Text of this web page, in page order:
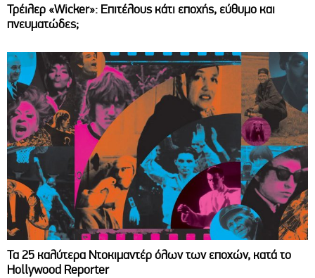
Τρέιλερ «Wicker»: Επιτέλους κάτι εποχής, εύθυμο και
πνευματώδες;
Τα 25 καλύτερα Ντοκιμαντέρ όλων των εποχών, κατά το
Hollywood Reporter